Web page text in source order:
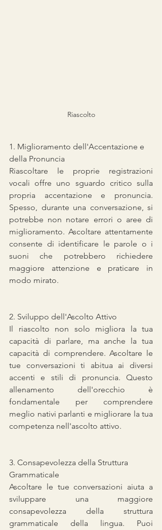
Riascolto
1. Miglioramento dell'Accentazione e
della Pronuncia
Riascoltare le proprie registrazioni
vocali offre uno sguardo critico sulla
propria accentazione e pronuncia.
Spesso, durante una conversazione, si
potrebbe non notare errori o aree di
miglioramento. Ascoltare attentamente
consente di identificare le parole o i
suoni che potrebbero richiedere
maggiore attenzione e praticare in
modo mirato.
2. Sviluppo dell'Ascolto Attivo
Il riascolto non solo migliora la tua
capacità di parlare, ma anche la tua
capacità di comprendere. Ascoltare le
tue conversazioni ti abitua ai diversi
accenti e stili di pronuncia. Questo
allenamento dell'orecchio è
fondamentale per comprendere
meglio nativi parlanti e migliorare la tua
competenza nell'ascolto attivo.
3. Consapevolezza della Struttura
Grammaticale
Ascoltare le tue conversazioni aiuta a
sviluppare una maggiore
consapevolezza della struttura
grammaticale della lingua. Puoi